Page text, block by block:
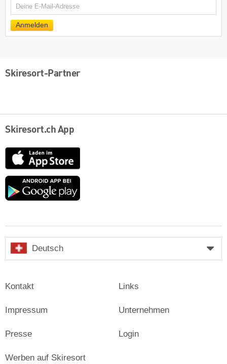
E-
Mail
Anmelden
Skiresort-Partner
Skiresort.ch App
App
Store
Google
Deutsch
Kontakt
Impressum
Presse
Links
Unternehmen
Login
Werben auf Skiresort